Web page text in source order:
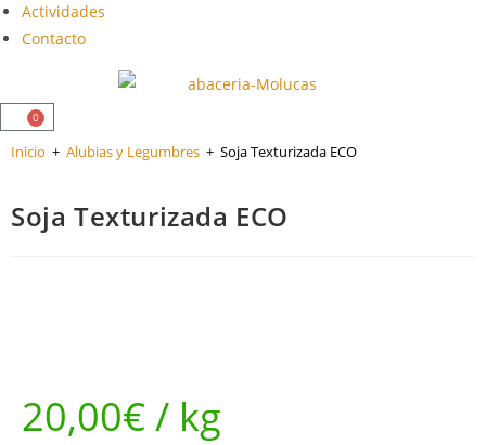
Actividades
Contacto
0
Inicio + Alubias y Legumbres + Soja Texturizada ECO
Soja Texturizada ECO
20,00€/ kg